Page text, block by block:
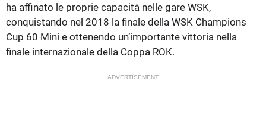
ha affinato le proprie capacità nelle gare WSK,
conquistando nel 2018 la finale della WSK Champions
Cup 60 Mini e ottenendo un’importante vittoria nella
finale internazionale della Coppa ROK.
ADVERTISEMENT